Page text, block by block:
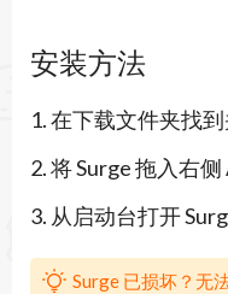
控制其启用 Surge。
Dashboard 即可调
接控制）
Surge 5.7.6 更新内
更新日期：2024年9
安装方法
1. 在下载文件夹找到
2. 将 Surge 拖入右
3. 从启动台打开
Surge 已损坏？无